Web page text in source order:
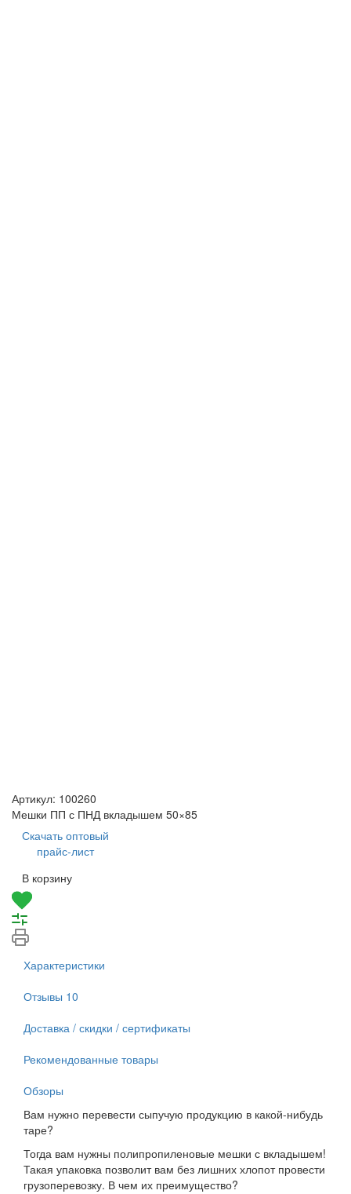
Артикул: 100260
Мешки ПП с ПНД вкладышем 50×85
Скачать оптовый
прайс-лист
В корзину
Характеристики
Отзывы 10
Доставка / скидки / сертификаты
Рекомендованные товары
Обзоры
Вам нужно перевести сыпучую продукцию в какой-нибудь
таре?
Тогда вам нужны полипропиленовые мешки с вкладышем!
Такая упаковка позволит вам без лишних хлопот провести
грузоперевозку. В чем их преимущество?